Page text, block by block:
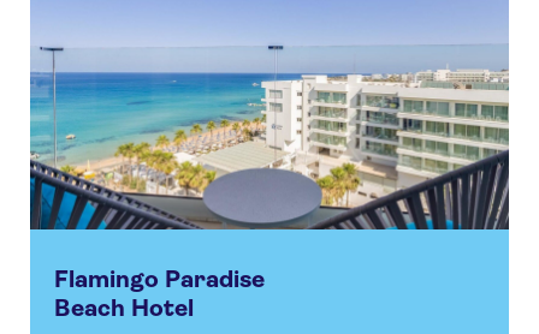
Flamingo Paradise
Beach Hotel